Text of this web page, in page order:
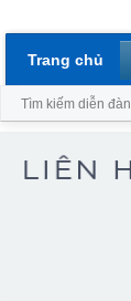
Trang chủ
Tìm kiếm diễn đàn